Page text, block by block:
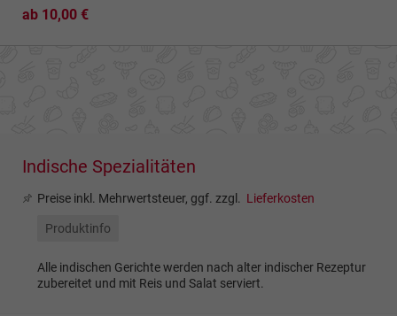
ab 10,00 €
Indische Spezialitäten
Preise inkl. Mehrwertsteuer, ggf. zzgl. Lieferkosten
Produktinfo
Alle indischen Gerichte werden nach alter indischer Rezeptur
zubereitet und mit Reis und Salat serviert.